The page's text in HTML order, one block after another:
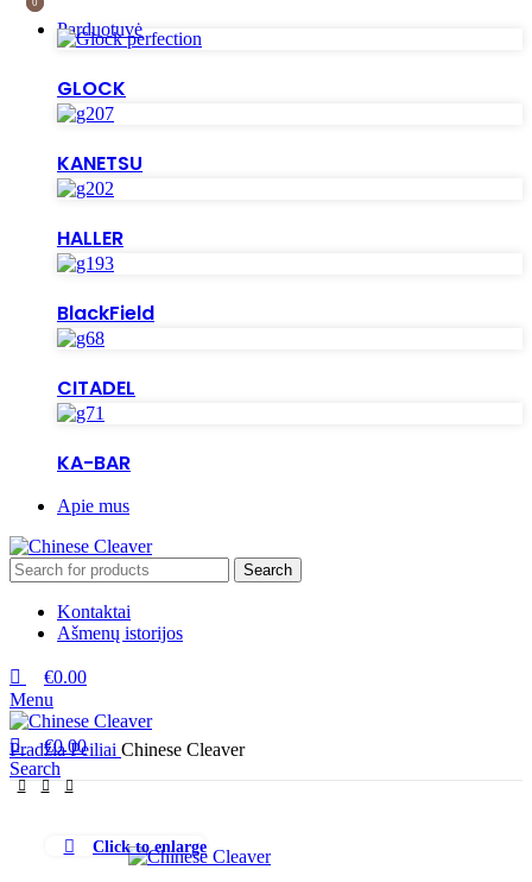
Parduotuvė
GLOCK
KANETSU
HALLER
BlackField
CITADEL
KA-BAR
Apie mus
Search
Kontaktai
Ašmenų istorijos
0
€0.00
Menu
0
€0.00
Search
PradžiaPeiliai Chinese Cleaver
Click to enlarge